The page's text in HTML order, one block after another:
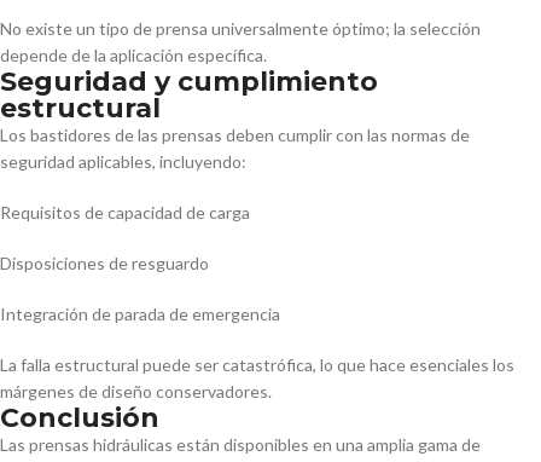
No existe un tipo de prensa universalmente óptimo; la selección
depende de la aplicación específica.
Seguridad y cumplimiento
estructural
Los bastidores de las prensas deben cumplir con las normas de
seguridad aplicables, incluyendo:
Requisitos de capacidad de carga
Disposiciones de resguardo
Integración de parada de emergencia
La falla estructural puede ser catastrófica, lo que hace esenciales los
márgenes de diseño conservadores.
Conclusión
Las prensas hidráulicas están disponibles en una amplia gama de